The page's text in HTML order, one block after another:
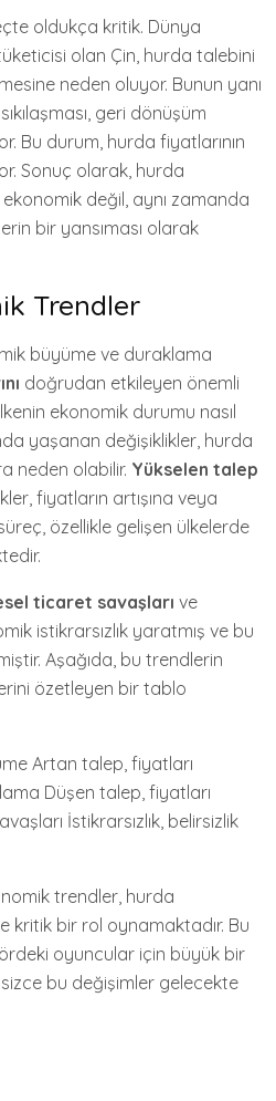
oldukça kritik. Dünya
olan Çin, hurda talebini
neden oluyor. Bunun yanı
geri dönüşüm
Bu durum, hurda fiyatlarının
Sonuç olarak, hurda
ekonomik değil, aynı zamanda
bir yansıması olarak
Trendler
büyüme ve duraklama
doğrudan etkileyen önemli
ekonomik durumu nasıl
yaşanan değişiklikler, hurda
neden olabilir. Yükselen talep
fiyatların artışına veya
özellikle gelişen ülkelerde
ticaret savaşları ve
istikrarsızlık yaratmış ve bu
Aşağıda, bu trendlerin
özetleyen bir tablo
Artan talep, fiyatları
Düşen talep, fiyatları
İstikrarsızlık, belirsizlik
trendler, hurda
kritik bir rol oynamaktadır. Bu
oyuncular için büyük bir
bu değişimler gelecekte